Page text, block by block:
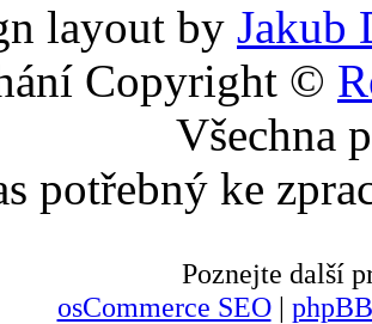
layout by Jakub
Copyright ©
Všechna
potřebný ke
Poznejte další
osCommerce SEO|